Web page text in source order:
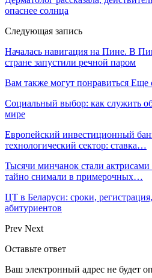
опаснее солнца
Следующая запись
Началась навигация на Пине. В
стране запустили речной паром
Вам также могут понравиться Еще
Социальный выбор: как служить
мире
Европейский инвестиционный
технологический сектор: ставка…
Тысячи минчанок стали
тайно снимали в примерочных…
ЦТ в Беларуси: сроки,
абитуриентов
Prev Next
Оставьте ответ
Ваш электронный адрес не будет